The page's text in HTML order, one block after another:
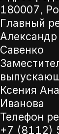
180007,
Главный
Савенко
Ксения
Иванова
Телефон
+7